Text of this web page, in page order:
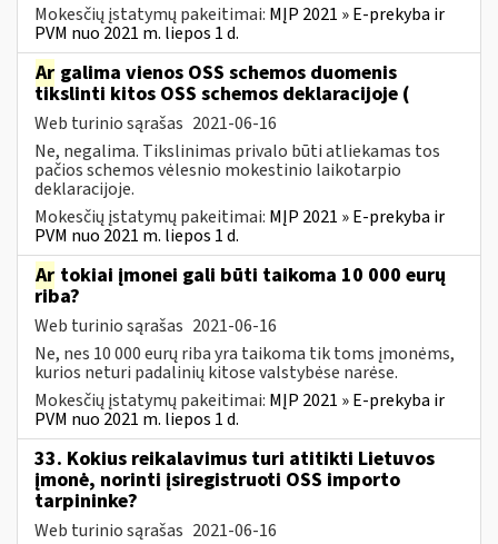
Mokesčių įstatymų pakeitimai: MĮP 2021 » E-prekyba ir
PVM nuo 2021 m. liepos 1 d.
Ar galima vienos OSS schemos duomenis
tikslinti kitos OSS schemos deklaracijoje (
Web turinio sąrašas 2021-06-16
Ne, negalima. Tikslinimas privalo būti atliekamas tos
pačios schemos vėlesnio mokestinio laikotarpio
deklaracijoje.
Mokesčių įstatymų pakeitimai: MĮP 2021 » E-prekyba ir
PVM nuo 2021 m. liepos 1 d.
Ar tokiai įmonei gali būti taikoma 10 000 eurų
riba?
Web turinio sąrašas 2021-06-16
Ne, nes 10 000 eurų riba yra taikoma tik toms įmonėms,
kurios neturi padalinių kitose valstybėse narėse.
Mokesčių įstatymų pakeitimai: MĮP 2021 » E-prekyba ir
PVM nuo 2021 m. liepos 1 d.
33. Kokius reikalavimus turi atitikti Lietuvos
įmonė, norinti įsiregistruoti OSS importo
tarpininke?
Web turinio sąrašas 2021-06-16